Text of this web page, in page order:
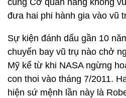
đưa hai phi hành gia vào vũ
Sự kiện đánh dấu gần 10
chuyến bay vũ trụ nào chở
Mỹ kể từ khi NASA ngừng
con thoi vào tháng 7/2011.
hiện sứ mệnh lần này là